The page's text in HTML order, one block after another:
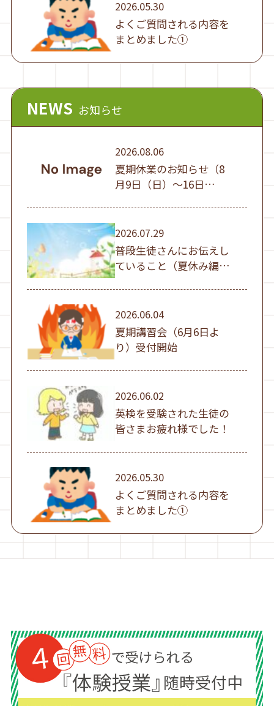
2026.05.30
よくご質問される内容を
まとめました①
NEWS お知らせ
2026.08.06
夏期休業のお知らせ（8
月9日（日）～16日
2026.07.29
普段生徒さんにお伝えし
ていること（夏休み編
①）
2026.06.04
夏期講習会（6月6日よ
り）受付開始
2026.06.02
英検を受験された生徒の
皆さまお疲れ様でした！
2026.05.30
よくご質問される内容を
まとめました①